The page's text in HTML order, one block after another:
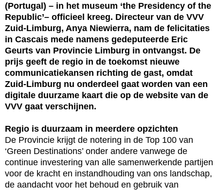
(Portugal) – in het museum ‘the Presidency of the
Republic’– officieel kreeg. Directeur van de VVV
Zuid-Limburg, Anya Niewierra, nam de felicitaties
in Cascais mede namens gedeputeerde Eric
Geurts van Provincie Limburg in ontvangst. De
prijs geeft de regio in de toekomst nieuwe
communicatiekansen richting de gast, omdat
Zuid-Limburg nu onderdeel gaat worden van een
digitale duurzame kaart die op de website van de
VVV gaat verschijnen.
Regio is duurzaam in meerdere opzichten
De Provincie krijgt de notering in de Top 100 van
‘Green Destinations’ onder andere vanwege de
continue investering van alle samenwerkende partijen
voor de kracht en instandhouding van ons landschap,
de aandacht voor het behoud en gebruik van